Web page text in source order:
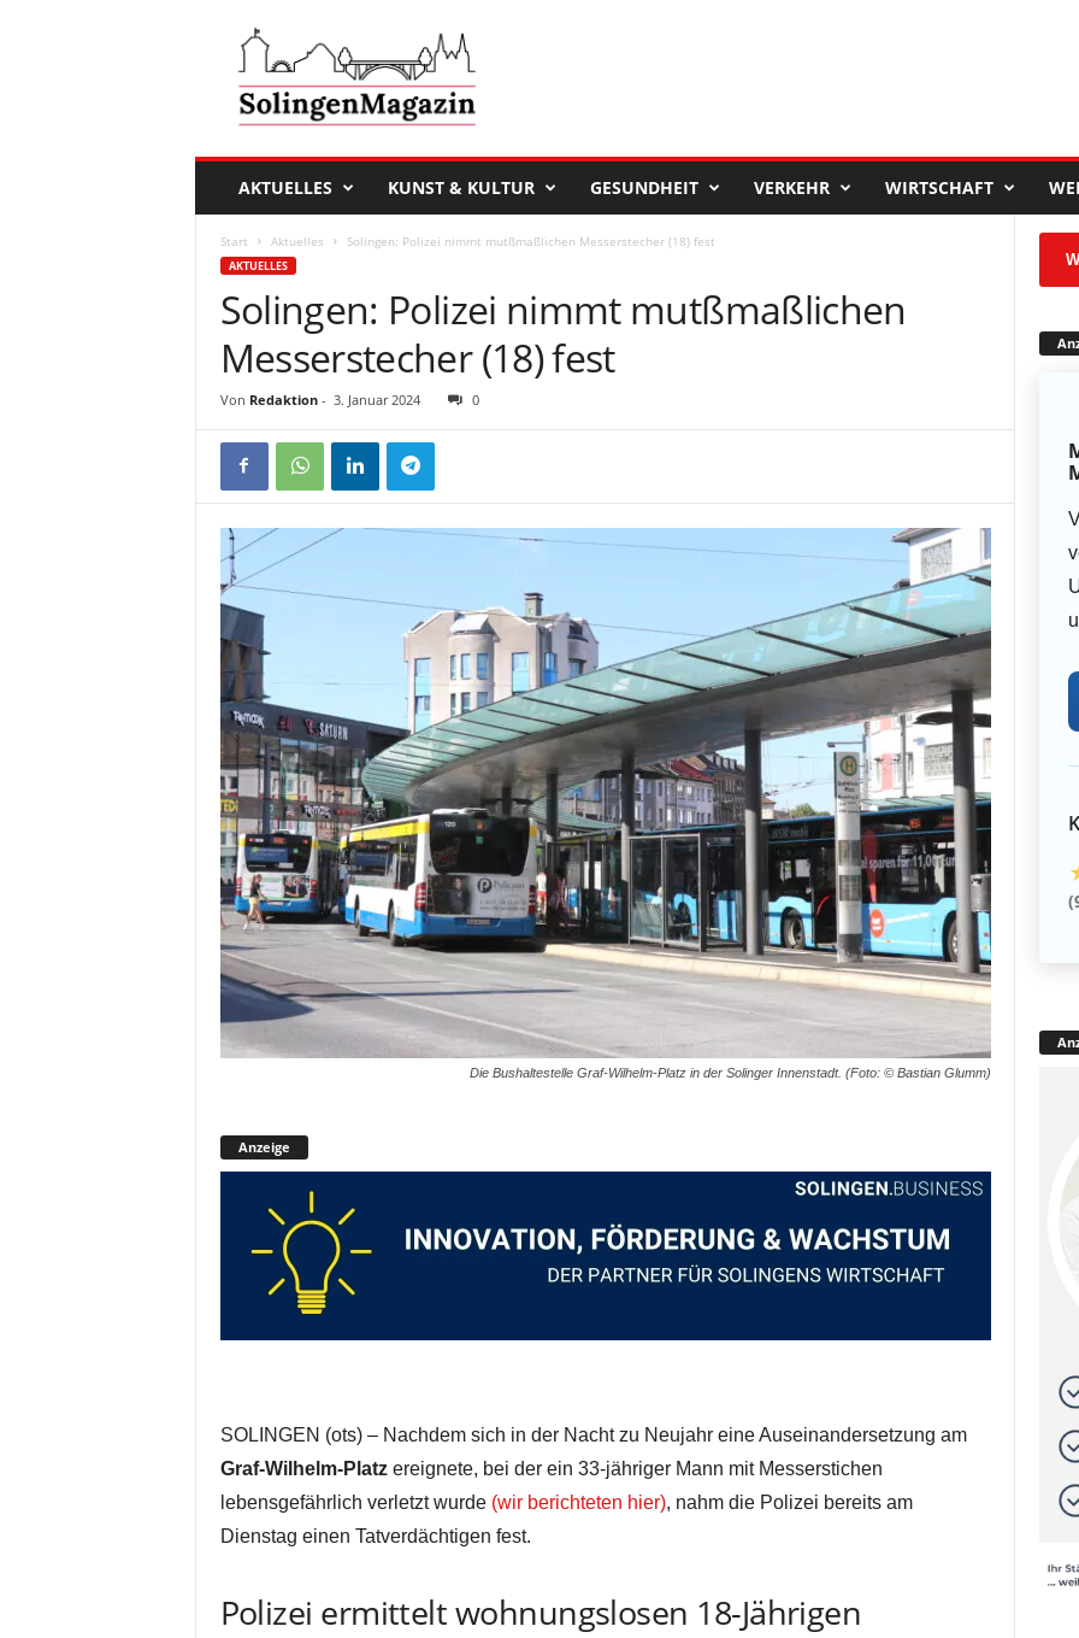
i
AKTUELLES KUNST & KULTUR GESUNDHEIT VERKEHR WIRTSCHAFT
Start Aktuelles Solingen: Polizei nimmt mutßmaßlichen Messerstecher (18) fest
AKTUELLES
Solingen: Polizei nimmt mutßmaßlichen
Messerstecher (18) fest
Von Redaktion- 3. Januar 2024 0
Die Bushaltestelle Graf-Wilhelm-Platz in der Solinger Innenstadt. (Foto: © Bastian Glumm)
Anzeige
SOLINGEN (ots) – Nachdem sich in der Nacht zu Neujahr eine Auseinandersetzung am
Graf-Wilhelm-Platzereignete, bei der ein 33-jähriger Mann mit Messerstichen
lebensgefährlich verletzt wurde (wir berichteten hier), nahm die Polizei bereits am
Dienstag einen Tatverdächtigen fest.
Polizei ermittelt wohnungslosen 18-Jährigen